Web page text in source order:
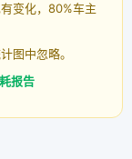
变化，80%车主
图中忽略。
报告